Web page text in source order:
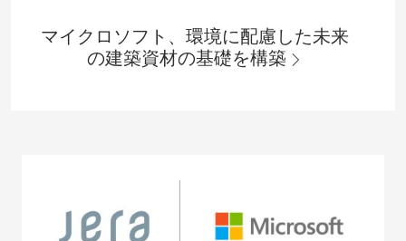
マイクロソフト、環境に配慮した未来
の建築資材の基礎を構築